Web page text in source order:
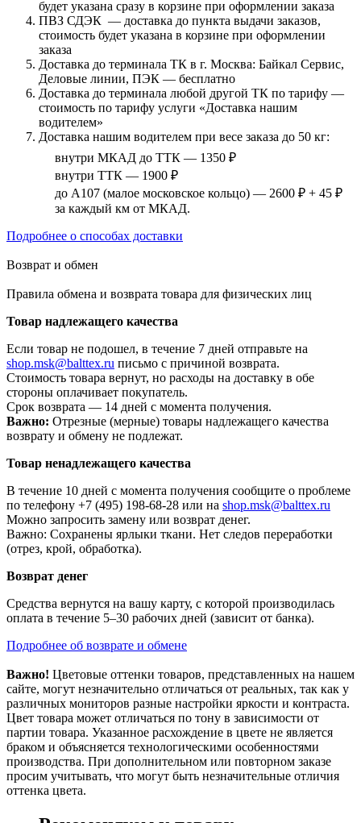
будет указана сразу в корзине при оформлении заказа
ПВЗ СДЭК — доставка до пункта выдачи заказов,
стоимость будет указана в корзине при оформлении
заказа
Доставка до терминала ТК в г. Москва: Байкал Сервис,
Деловые линии, ПЭК — бесплатно
Доставка до терминала любой другой ТК по тарифу —
стоимость по тарифу услуги «Доставка нашим
водителем»
Доставка нашим водителем при весе заказа до 50 кг:
внутри МКАД до ТТК — 1350 ₽
внутри ТТК — 1900 ₽
до А107 (малое московское кольцо) — 2600 ₽ + 45 ₽
за каждый км от МКАД.
Подробнее о способах доставки
Возврат и обмен
Правила обмена и возврата товара для физических лиц
Товар надлежащего качества
Если товар не подошел, в течение 7 дней отправьте на
shop.msk@balttex.ru письмо с причиной возврата.
Стоимость товара вернут, но расходы на доставку в обе
стороны оплачивает покупатель.
Срок возврата — 14 дней с момента получения.
Важно: Отрезные (мерные) товары надлежащего качества
возврату и обмену не подлежат.
Товар ненадлежащего качества
В течение 10 дней с момента получения сообщите о проблеме
по телефону +7 (495) 198-68-28 или на shop.msk@balttex.ru
Можно запросить замену или возврат денег.
Важно: Сохранены ярлыки ткани. Нет следов переработки
(отрез, крой, обработка).
Возврат денег
Средства вернутся на вашу карту, с которой производилась
оплата в течение 5–30 рабочих дней (зависит от банка).
Подробнее об возврате и обмене
Важно! Цветовые оттенки товаров, представленных на нашем
сайте, могут незначительно отличаться от реальных, так как у
различных мониторов разные настройки яркости и контраста.
Цвет товара может отличаться по тону в зависимости от
партии товара. Указанное расхождение в цвете не является
браком и объясняется технологическими особенностями
производства. При дополнительном или повторном заказе
просим учитывать, что могут быть незначительные отличия
оттенка цвета.